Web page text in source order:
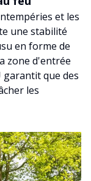
et les
une stabilité
en forme de
zone d'entrée
que des
les